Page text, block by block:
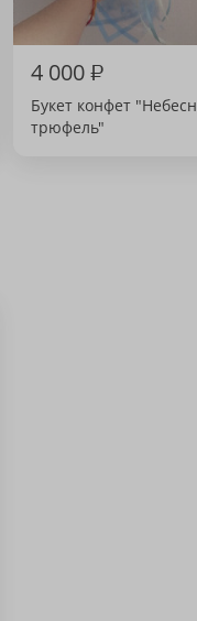
4 000₽
Букет конфет
трюфель"